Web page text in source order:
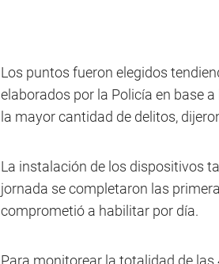
Los puntos fueron elegidos
elaborados por la Policía en base
la mayor cantidad de delitos,
La instalación de los dispositivos
jornada se completaron las
comprometió a habilitar por día.
Para monitorear la totalidad de